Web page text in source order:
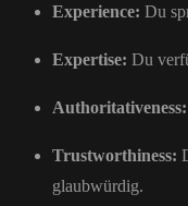
Experience: Du
Expertise: Du
Authoritativeness:
Trustworthiness:
glaubwürdig.